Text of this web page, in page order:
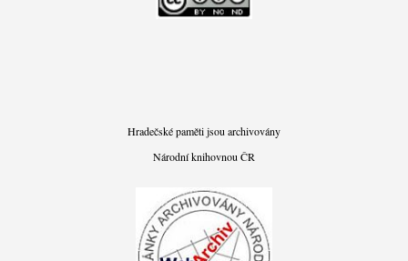
Hradečské paměti jsou archivovány
Národní knihovnou ČR